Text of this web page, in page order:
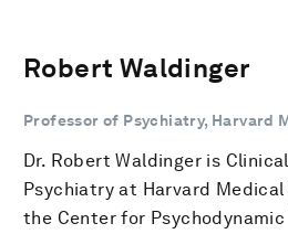
Robert Waldinger
Professor of Psychiatry, Harvard
Dr. Robert Waldinger is
Psychiatry at Harvard
the Center for Psychodynamic